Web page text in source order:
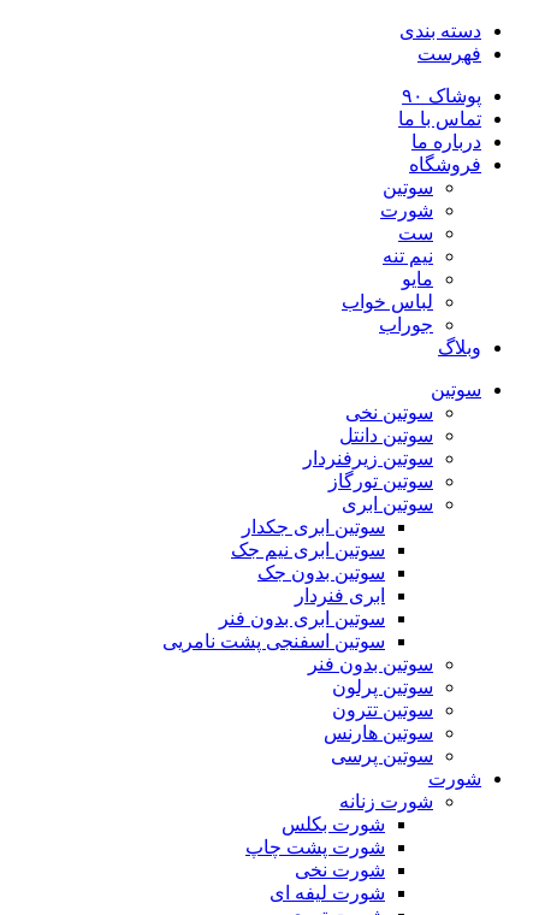
دسته بندی
فهرست
پوشاک ۹۰
تماس با ما
درباره ما
فروشگاه
سوتین
شورت
ست
نیم تنه
مایو
لباس خواب
جوراب
وبلاگ
سوتین
سوتین نخی
سوتین دانتل
سوتین زیرفنردار
سوتین تورگاز
سوتین ابری
سوتین ابری جکدار
سوتین ابری نیم جک
سوتین بدون جک
ابری فنردار
سوتین ابری بدون فنر
سوتین اسفنجی پشت نامریی
سوتین بدون فنر
سوتین پرلون
سوتین تترون
سوتین هارنس
سوتین پرسی
شورت
شورت زنانه
شورت بکلس
شورت پشت چاپ
شورت نخی
شورت لیفه ای